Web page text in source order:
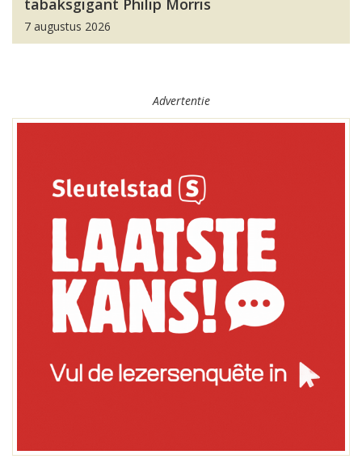
tabaksgigant Philip Morris
7 augustus 2026
Advertentie